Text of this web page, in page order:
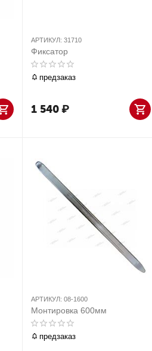
АРТИКУЛ: 31710
Фиксатор
предзаказ
1 540₽
АРТИКУЛ: 08-1600
Монтировка 600мм
предзаказ